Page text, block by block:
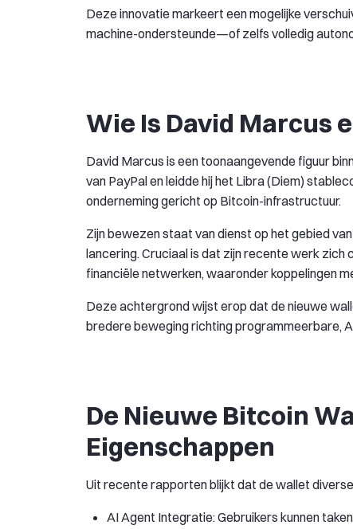
Deze innovatie markeert een mogelijke
machine-ondersteunde—of zelfs volledig
Wie Is David Marcus
David Marcus is een toonaangevende figuur
van PayPal en leidde hij het Libra (Diem)
onderneming gericht op Bitcoin-infrastructuur.
Zijn bewezen staat van dienst op het gebied
lancering. Cruciaal is dat zijn recente werk
financiële netwerken, waaronder koppelingen
Deze achtergrond wijst erop dat de nieuwe
bredere beweging richting programmeerbare,
De Nieuwe Bitcoin
Eigenschappen
Uit recente rapporten blijkt dat de wallet
AI Agent Integratie: Gebruikers kunnen